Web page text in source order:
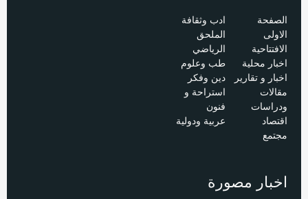
الصفحة
الاولى
الافتتاحية
اخبار محلية
اخبار و تقارير
مقالات
ودراسات
اقتصاد
مجتمع
ادب وثقافة
الملحق
الرياضي
طب وعلوم
دين وفكر
استراحة و
فنون
عربية ودولية
اخبار مصورة